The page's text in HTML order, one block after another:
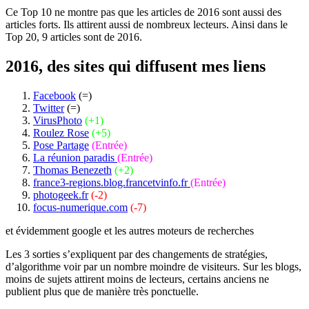
Ce Top 10 ne montre pas que les articles de 2016 sont aussi des
articles forts. Ils attirent aussi de nombreux lecteurs. Ainsi dans le
Top 20, 9 articles sont de 2016.
2016, des sites qui diffusent mes liens
Facebook (=)
Twitter(=)
VirusPhoto (+1)
Roulez Rose (+5)
Pose Partage (Entrée)
La réunion paradis (Entrée)
Thomas Benezeth (+2)
france3-regions.blog.francetvinfo.fr(Entrée)
photogeek.fr (-2)
focus-numerique.com (-7)
et évidemment google et les autres moteurs de recherches
Les 3 sorties s’expliquent par des changements de stratégies,
d’algorithme voir par un nombre moindre de visiteurs. Sur les blogs,
moins de sujets attirent moins de lecteurs, certains anciens ne
publient plus que de manière très ponctuelle.